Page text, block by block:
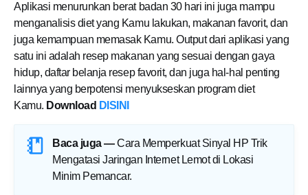
Aplikasi menurunkan berat badan 30 hari ini juga mampu
menganalisis diet yang Kamu lakukan, makanan favorit, dan
juga kemampuan memasak Kamu. Output dari aplikasi yang
satu ini adalah resep makanan yang sesuai dengan gaya
hidup, daftar belanja resep favorit, dan juga hal-hal penting
lainnya yang berpotensi menyukseskan program diet
Kamu. Download DISINI
Baca juga — Cara Memperkuat Sinyal HP Trik
Mengatasi Jaringan Internet Lemot di Lokasi
Minim Pemancar.